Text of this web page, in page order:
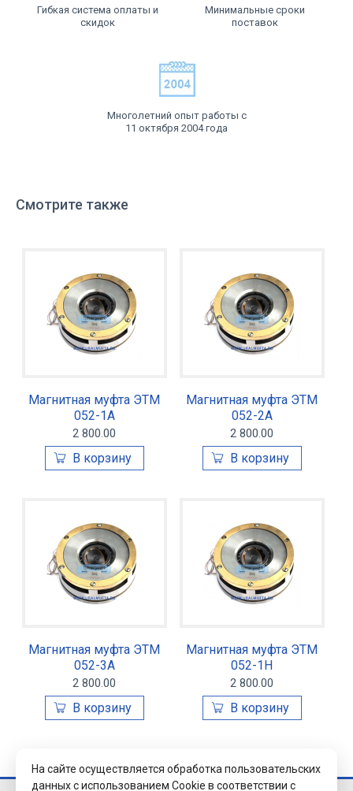
Гибкая система оплаты и
скидок
Минимальные сроки
поставок
Многолетний опыт работы с
11 октября 2004 года
Смотрите также
Магнитная муфта ЭТМ
052-1А
2 800.00
Магнитная муфта ЭТМ
052-2А
2 800.00
Магнитная муфта ЭТМ
052-3А
2 800.00
Магнитная муфта ЭТМ
052-1Н
2 800.00
На сайте осуществляется обработка пользовательских
данных с использованием Cookie в соответствии с